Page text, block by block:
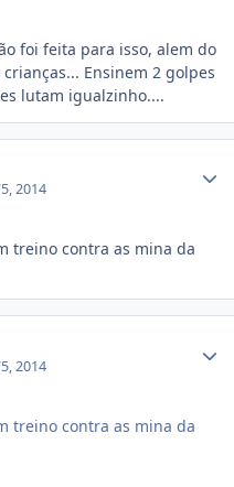
foi feita para isso, alem do
Ensinem 2 golpes
lutam igualzinho....
2014
treino contra as mina da
2014
treino contra as mina da